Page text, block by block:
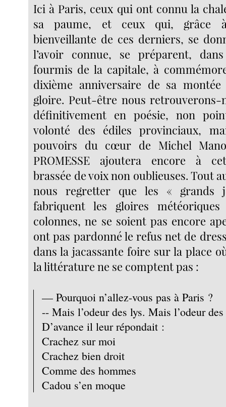
Ici à Paris, ceux qui ont connu la
sa paume, et ceux qui, grâce
bienveillante de ces derniers, se
l’avoir connue, se préparent,
fourmis de la capitale, à
dixième anniversaire de sa
gloire. Peut-être nous retrouverons-
définitivement en poésie, non
volonté des édiles provinciaux,
pouvoirs du cœur de Michel
PROMESSE ajoutera encore à
brassée de voix non oublieuses. Tout
nous regretter que les « grands
fabriquent les gloires
colonnes, ne se soient pas encore
ont pas pardonné le refus net de
dans la jacassante foire sur la place
la littérature ne se comptent pas :
— Pourquoi n’allez-vous pas à Paris ?
-- Mais l’odeur des lys. Mais l’odeur
D’avance il leur répondait :
Crachez sur moi
Crachez bien droit
Comme des hommes
Cadou s’en moque